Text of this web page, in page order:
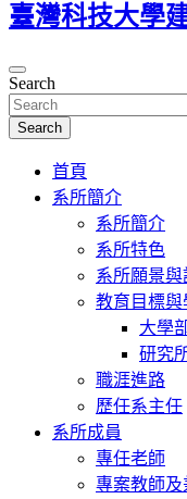
臺灣科技大學
Search
Search
首頁
系所簡介
系所簡介
系所特色
系所願景
教育目標與
大學
研究
職涯進路
歷任系主任
系所成員
專任老師
專案教師及